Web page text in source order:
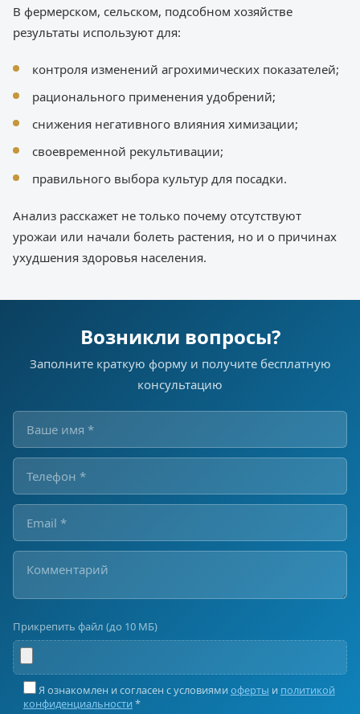
В фермерском, сельском, подсобном хозяйстве
результаты используют для:
контроля изменений агрохимических показателей;
рационального применения удобрений;
снижения негативного влияния химизации;
своевременной рекультивации;
правильного выбора культур для посадки.
Анализ расскажет не только почему отсутствуют
урожаи или начали болеть растения, но и о причинах
ухудшения здоровья населения.
Возникли вопросы?
Заполните краткую форму и получите бесплатную
консультацию
Прикрепить файл (до 10 МБ)
Я ознакомлен и согласен с условиями оферты и политикой
конфиденциальности *